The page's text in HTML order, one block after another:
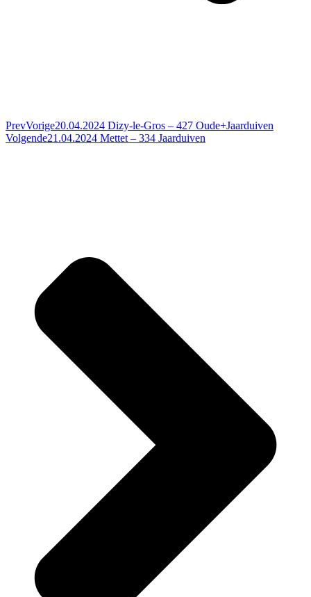
PrevVorige20.04.2024 Dizy-le-Gros – 427 Oude+Jaarduiven
Volgende21.04.2024 Mettet – 334 Jaarduiven